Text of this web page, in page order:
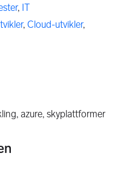
, IT
, Cloud-utvikler,
azure, skyplattformer